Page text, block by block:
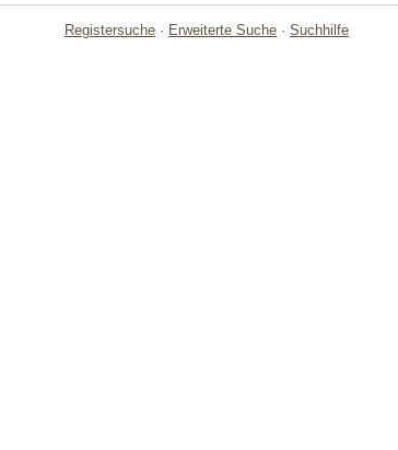
Registersuche · Erweiterte Suche · Suchhilfe